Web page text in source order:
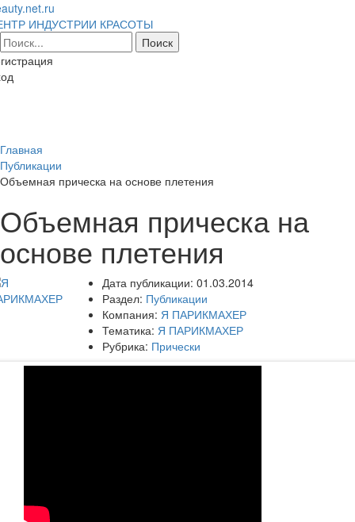
ИНДУСТРИИ КРАСОТЫ
Главная
Публикации
Объемная прическа на основе плетения
Объемная прическа на
основе плетения
Дата публикации: 01.03.2014
Раздел: Публикации
Компания: Я ПАРИКМАХЕР
Тематика: Я ПАРИКМАХЕР
Рубрика: Прически